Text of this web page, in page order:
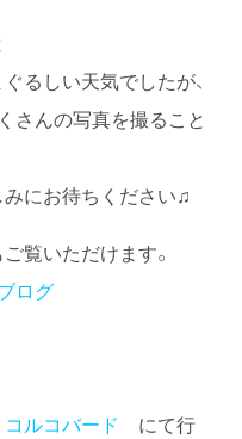
るしい天気でしたが、
さんの写真を撮ること
にお待ちください♫
覧いただけます。
ログ
コルコバード にて行